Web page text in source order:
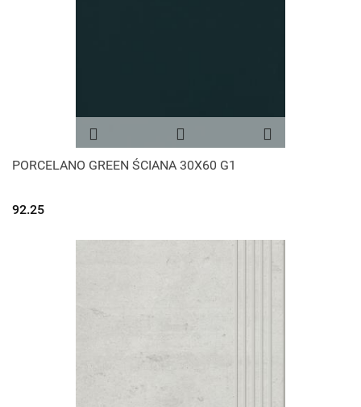
PORCELANO GREEN ŚCIANA 30X60 G1
92.25